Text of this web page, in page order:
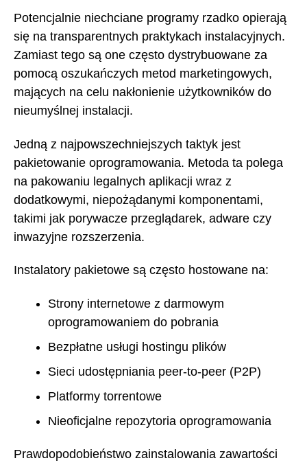
Potencjalnie niechciane programy rzadko opierają
się na transparentnych praktykach instalacyjnych.
Zamiast tego są one często dystrybuowane za
pomocą oszukańczych metod marketingowych,
mających na celu nakłonienie użytkowników do
nieumyślnej instalacji.
Jedną z najpowszechniejszych taktyk jest
pakietowanie oprogramowania. Metoda ta polega
na pakowaniu legalnych aplikacji wraz z
dodatkowymi, niepożądanymi komponentami,
takimi jak porywacze przeglądarek, adware czy
inwazyjne rozszerzenia.
Instalatory pakietowe są często hostowane na:
Strony internetowe z darmowym
oprogramowaniem do pobrania
Bezpłatne usługi hostingu plików
Sieci udostępniania peer-to-peer (P2P)
Platformy torrentowe
Nieoficjalne repozytoria oprogramowania
Prawdopodobieństwo zainstalowania zawartości